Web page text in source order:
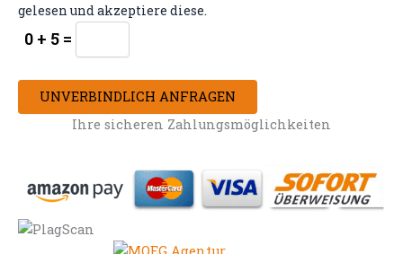
gelesen und akzeptiere diese.
0 + 5 =
UNVERBINDLICH ANFRAGEN
Ihre sicheren Zahlungsmöglichkeiten